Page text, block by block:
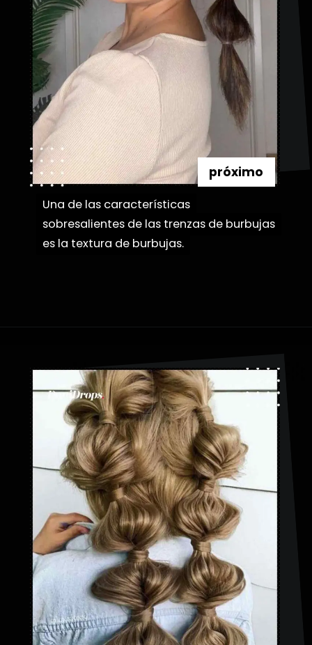
Una de las características
sobresalientes de las trenzas de burbujas
es la textura de burbujas.
Una de las características
sobresalientes de las trenzas de burbujas
es la textura de burbujas.
próximo